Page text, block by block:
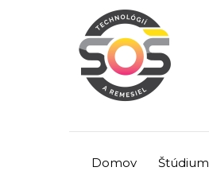
Domov Štúdium